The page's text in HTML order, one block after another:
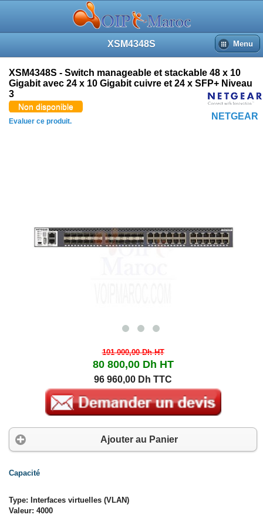
XSM4348S Menu
NETGEAR
XSM4348S - Switch manageable et stackable 48 x 10
Gigabit avec 24 x 10 Gigabit cuivre et 24 x SFP+ Niveau
3
Non disponible
Evaluer ce produit.
101 000,00 DhHT
80 800,00 Dh HT
96 960,00 Dh TTC
Ajouter au Panier
Capacité
Type: Interfaces virtuelles (VLAN)
Valeur: 4000